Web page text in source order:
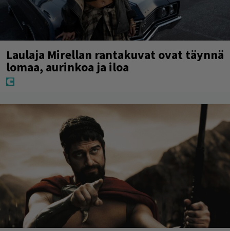
Laulaja Mirellan rantakuvat ovat täynnä
lomaa, aurinkoa ja iloa